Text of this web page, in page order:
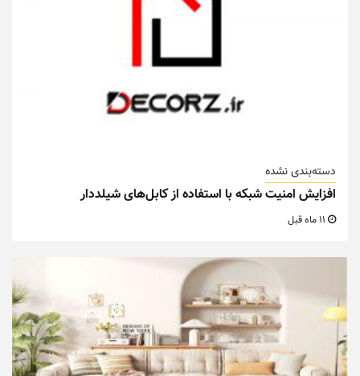
دسته‌بندی نشده
افزایش امنیت شبکه با استفاده از کابل‌های شیلددار